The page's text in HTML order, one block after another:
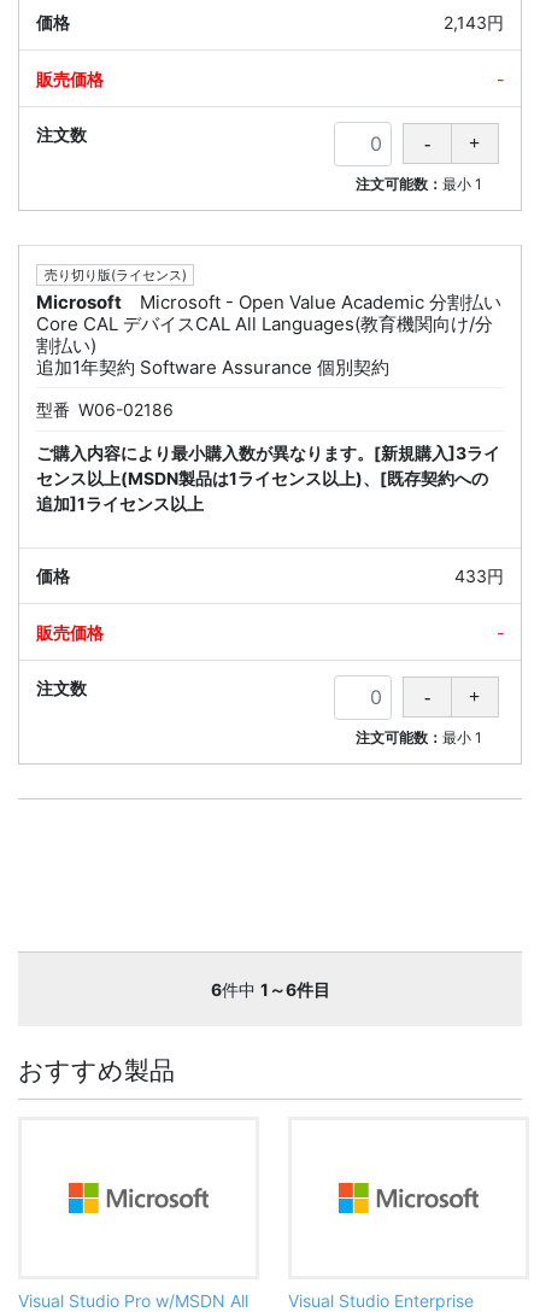
2,143円
-
注文可能数：最小 1
売り切り版(ライセンス)
Microsoft
Microsoft - Open Value Academic 分割払い
Core CAL デバイスCAL All Languages(教育機関向け/分
割払い)
追加1年契約 Software Assurance 個別契約
型番 W06-02186
ご購入内容により最小購入数が異なります。[新規購入]3ライ
センス以上(MSDN製品は1ライセンス以上)、[既存契約への
追加]1ライセンス以上
433円
-
注文可能数：最小 1
6件中 1～6件目
おすすめ製品
Visual Studio Pro w/MSDN All
Visual Studio Enterprise